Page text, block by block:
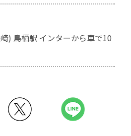
) 鳥栖駅 インターから車で10